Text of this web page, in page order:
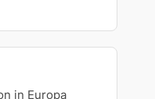
in Europa